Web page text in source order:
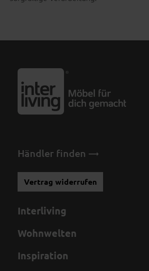
Händler finden
Vertrag widerrufen
Interliving
Wohnwelten
Inspiration